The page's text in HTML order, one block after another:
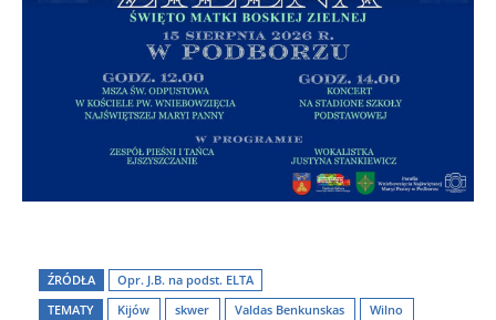
ŹRÓDŁA
Opr. J.B. na podst. ELTA
TEMATY
Kijów skwer Valdas Benkunskas Wilno